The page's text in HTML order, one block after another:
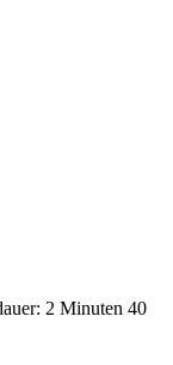
2 Minuten 40